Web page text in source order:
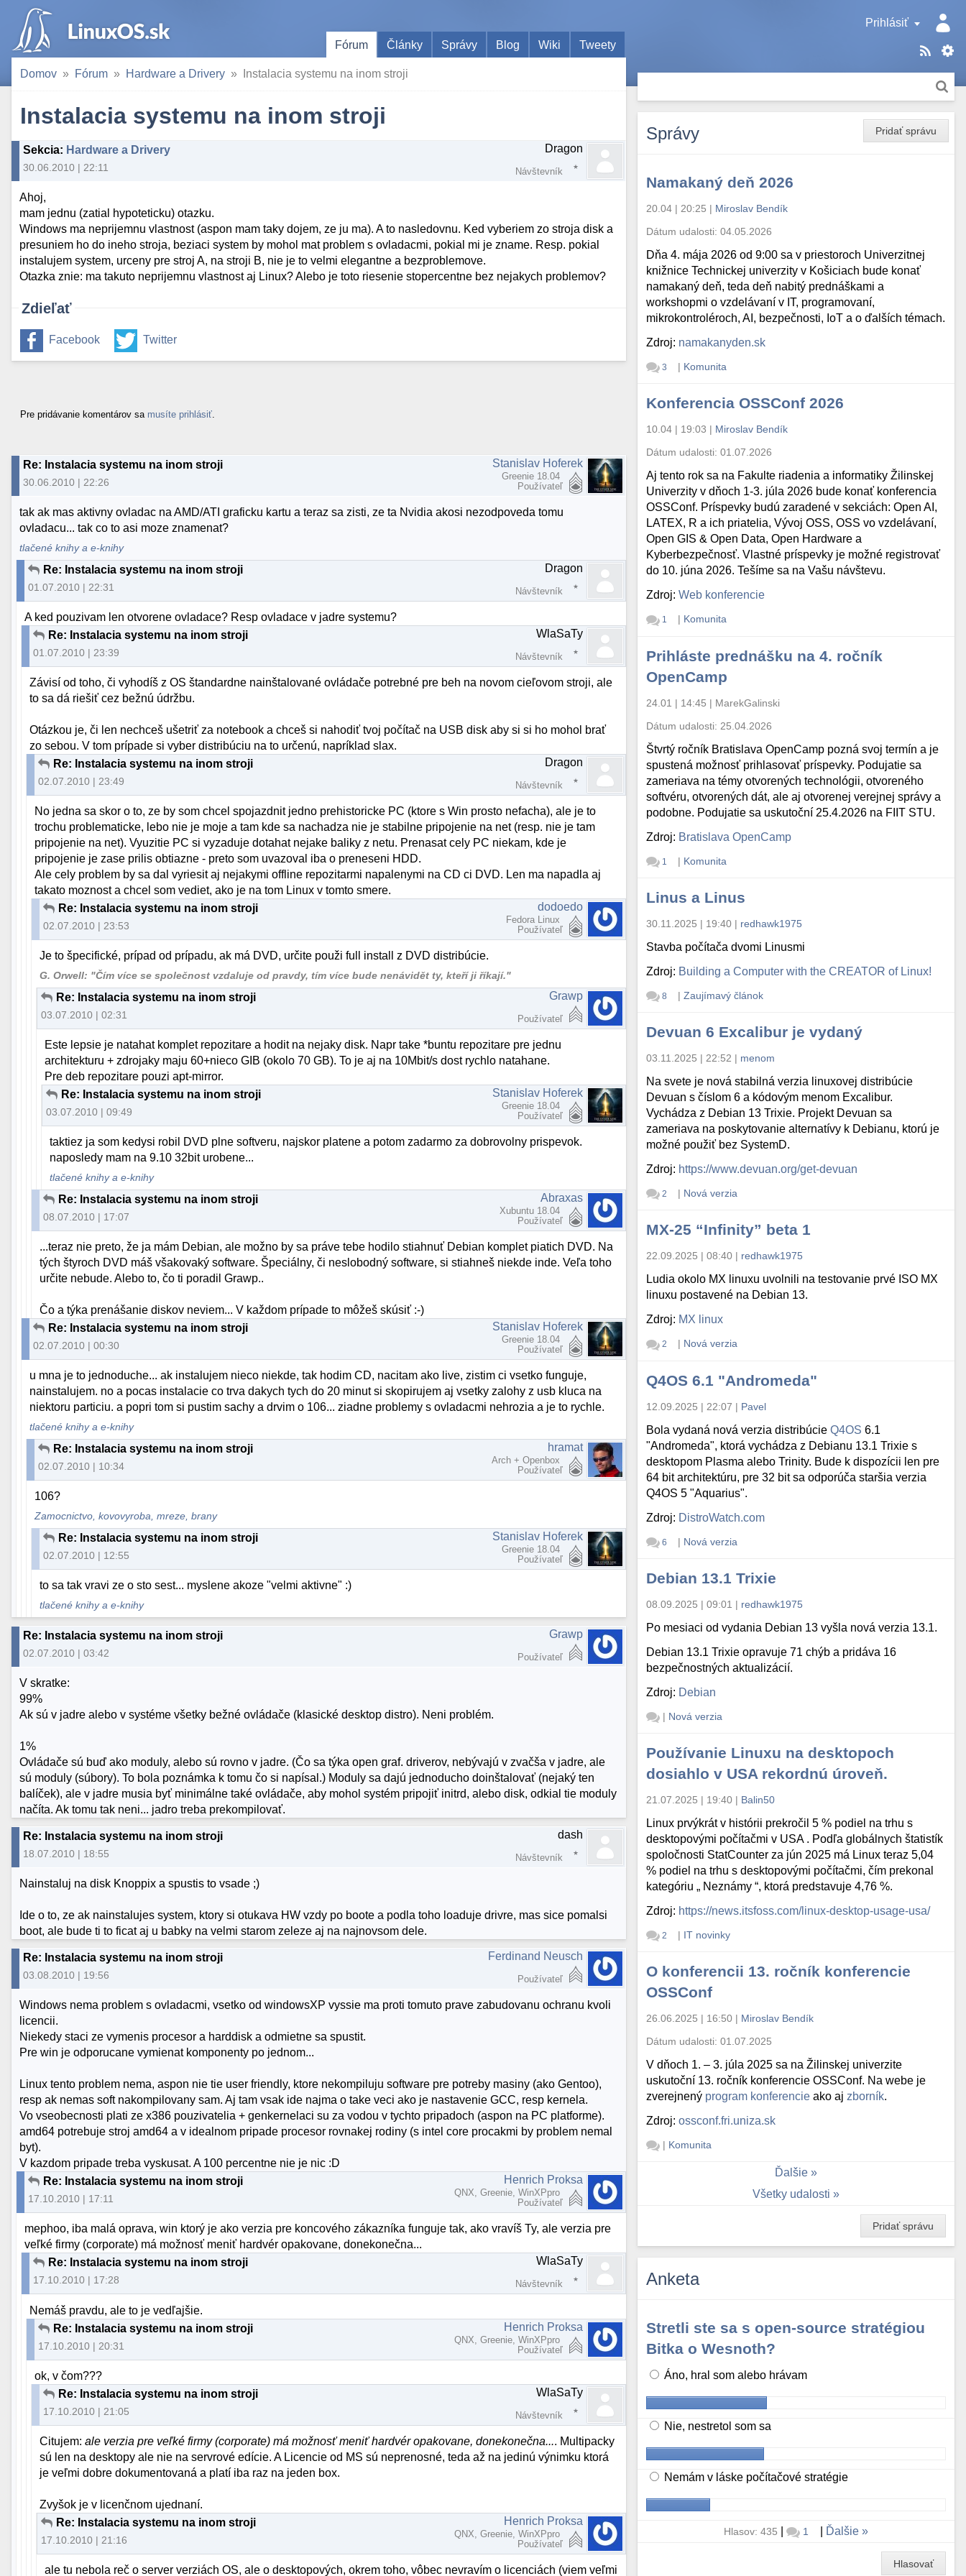
Prihlásiť
Fórum
Články Správy Blog Wiki Tweety
Domov Fórum Hardware a Drivery Instalacia systemu na inom stroji
Instalacia systemu na inom stroji
Sekcia: Hardware a Drivery
30.06.2010 | 22:11
Dragon
Návštevník
Ahoj,
mam jednu (zatial hypoteticku) otazku.
Windows ma neprijemnu vlastnost (aspon mam taky dojem, ze ju ma). A to nasledovnu. Ked vyberiem zo stroja disk a
presuniem ho do ineho stroja, beziaci system by mohol mat problem s ovladacmi, pokial mi je zname. Resp. pokial
instalujem system, urceny pre stroj A, na stroji B, nie je to velmi elegantne a bezproblemove.
Otazka znie: ma takuto neprijemnu vlastnost aj Linux? Alebo je toto riesenie stopercentne bez nejakych problemov?
Zdieľať
Facebook Twitter
Pre pridávanie komentárov sa musíte prihlásiť
Re: Instalacia systemu na inom stroji
30.06.2010 | 22:26
Stanislav Hoferek
Greenie 18.04
Používateľ
tak ak mas aktivny ovladac na AMD/ATI graficku kartu a teraz sa zisti, ze ta Nvidia akosi nezodpoveda tomu
ovladacu... tak co to asi moze znamenat?
tlačené knihy a e-knihy
Re: Instalacia systemu na inom stroji
01.07.2010 | 22:31
Dragon
Návštevník
A ked pouzivam len otvorene ovladace? Resp ovladace v jadre systemu?
Re: Instalacia systemu na inom stroji
01.07.2010 | 23:39
WlaSaTy
Návštevník
Závisí od toho, či vyhodíš z OS štandardne nainštalované ovládače potrebné pre beh na novom cieľovom stroji, ale
to sa dá riešiť cez bežnú údržbu.
Otázkou je, či len nechceš ušetriť za notebook a chceš si nahodiť tvoj počítač na USB disk aby si si ho mohol brať
zo sebou. V tom prípade si vyber distribúciu na to určenú, napríklad slax.
Re: Instalacia systemu na inom stroji
02.07.2010 | 23:49
Dragon
Návštevník
No jedna sa skor o to, ze by som chcel spojazdnit jedno prehistoricke PC (ktore s Win prosto nefacha), ale je to
trochu problematicke, lebo nie je moje a tam kde sa nachadza nie je stabilne pripojenie na net (resp. nie je tam
pripojenie na net). Vyuzitie PC si vyzaduje dotahat nejake baliky z netu. Prenasat cely PC niekam, kde je
pripojenie je zase prilis obtiazne - preto som uvazoval iba o preneseni HDD.
Ale cely problem by sa dal vyriesit aj nejakymi offline repozitarmi napalenymi na CD ci DVD. Len ma napadla aj
takato moznost a chcel som vediet, ako je na tom Linux v tomto smere.
Re: Instalacia systemu na inom stroji
02.07.2010 | 23:53
dodoedo
Fedora Linux
Používateľ
Je to špecifické, prípad od prípadu, ak má DVD, určite použi full install z DVD distribúcie.
G. Orwell: "Čím více se společnost vzdaluje od pravdy, tím více bude nenávidět ty, kteří ji říkají."
Re: Instalacia systemu na inom stroji
03.07.2010 | 02:31
Grawp
Používateľ
Este lepsie je natahat komplet repozitare a hodit na nejaky disk. Napr take *buntu repozitare pre jednu
architekturu + zdrojaky maju 60+nieco GIB (okolo 70 GB). To je aj na 10Mbit/s dost rychlo natahane.
Pre deb repozitare pouzi apt-mirror.
Re: Instalacia systemu na inom stroji
03.07.2010 | 09:49
Stanislav Hoferek
Greenie 18.04
Používateľ
taktiez ja som kedysi robil DVD plne softveru, najskor platene a potom zadarmo za dobrovolny prispevok.
naposledy mam na 9.10 32bit urobene...
tlačené knihy a e-knihy
Re: Instalacia systemu na inom stroji
08.07.2010 | 17:07
Abraxas
Xubuntu 18.04
Používateľ
...teraz nie preto, že ja mám Debian, ale možno by sa práve tebe hodilo stiahnuť Debian komplet piatich DVD. Na
tých štyroch DVD máš všakovaký software. Špeciálny, či neslobodný software, si stiahneš niekde inde. Veľa toho
určite nebude. Alebo to, čo ti poradil Grawp..
Čo a týka prenášanie diskov neviem... V každom prípade to môžeš skúsiť :-)
Re: Instalacia systemu na inom stroji
02.07.2010 | 00:30
Stanislav Hoferek
Greenie 18.04
Používateľ
u mna je to jednoduche... ak instalujem nieco niekde, tak hodim CD, nacitam ako live, zistim ci vsetko funguje,
nainstalujem. no a pocas instalacie co trva dakych tych do 20 minut si skopirujem aj vsetky zalohy z usb kluca na
niektoru particiu. a popri tom si pustim sachy a drvim o 106... ziadne problemy s ovladacmi nehrozia a je to rychle.
tlačené knihy a e-knihy
Re: Instalacia systemu na inom stroji
02.07.2010 | 10:34
hramat
Arch + Openbox
Používateľ
106?
Zamocnictvo, kovovyroba, mreze, brany
Re: Instalacia systemu na inom stroji
02.07.2010 | 12:55
Stanislav Hoferek
Greenie 18.04
Používateľ
to sa tak vravi ze o sto sest... myslene akoze "velmi aktivne" :)
tlačené knihy a e-knihy
Re: Instalacia systemu na inom stroji
02.07.2010 | 03:42
Grawp
Používateľ
V skratke:
99%
Ak sú v jadre alebo v systéme všetky bežné ovládače (klasické desktop distro). Neni problém.
1%
Ovládače sú buď ako moduly, alebo sú rovno v jadre. (Čo sa týka open graf. driverov, nebývajú v zvačša v jadre, ale
sú moduly (súbory). To bola poznámka k tomu čo si napísal.) Moduly sa dajú jednoducho doinštalovať (nejaký ten
balíček), ale v jadre musia byť minimálne také ovládače, aby mohol systém pripojiť initrd, alebo disk, odkial tie moduly
načíta. Ak tomu tak neni... jadro treba prekompilovať.
Re: Instalacia systemu na inom stroji
18.07.2010 | 18:55
dash
Návštevník
Nainstaluj na disk Knoppix a spustis to vsade ;)
Ide o to, ze ak nainstalujes system, ktory si otukava HW vzdy po boote a podla toho loaduje drivre, mas sice pomalsi
boot, ale bude ti to ficat aj u babky na velmi starom zeleze aj na najnovsom dele.
Re: Instalacia systemu na inom stroji
03.08.2010 | 19:56
Ferdinand Neusch
Používateľ
Windows nema problem s ovladacmi, vsetko od windowsXP vyssie ma proti tomuto prave zabudovanu ochranu kvoli
licencii.
Niekedy staci ze vymenis procesor a harddisk a odmietne sa spustit.
Pre win je odporucane vymienat komponenty po jednom...
Linux tento problem nema, aspon nie tie user friendly, ktore nekompiluju software pre potreby masiny (ako Gentoo),
resp ak nemas soft nakompilovany sam. Aj tam vsak ide najma o take veci ako je nastavenie GCC, resp kernela.
Vo vseobecnosti plati ze x386 pouzivatelia + genkernelaci su za vodou v tychto pripadoch (aspon na PC platforme).
amd64 potrebuje stroj amd64 a v idealnom pripade procesor rovnakej rodiny (s intel core procakmi by problem nemal
byt).
V kazdom pripade treba vyskusat. A 100 percentne nie je nic :D
Re: Instalacia systemu na inom stroji
17.10.2010 | 17:11
Henrich Proksa
QNX, Greenie, WinXPpro
Používateľ
mephoo, iba malá oprava, win ktorý je ako verzia pre koncového zákazníka funguje tak, ako vravíš Ty, ale verzia pre
veľké firmy (corporate) má možnosť meniť hardvér opakovane, donekonečna...
Re: Instalacia systemu na inom stroji
17.10.2010 | 17:28
WlaSaTy
Návštevník
Nemáš pravdu, ale to je vedľajšie.
Re: Instalacia systemu na inom stroji
17.10.2010 | 20:31
Henrich Proksa
QNX, Greenie, WinXPpro
Používateľ
ok, v čom???
Re: Instalacia systemu na inom stroji
17.10.2010 | 21:05
WlaSaTy
Návštevník
Citujem:ale verzia pre veľké firmy (corporate) má možnosť meniť hardvér opakovane, donekonečna.... Multipacky
sú len na desktopy ale nie na servrové edície. A Licencie od MS sú neprenosné, teda až na jedinú výnimku ktorá
je veľmi dobre dokumentovaná a platí iba raz na jeden box.
Zvyšok je v licenčnom ujednaní.
Re: Instalacia systemu na inom stroji
17.10.2010 | 21:16
Henrich Proksa
QNX, Greenie, WinXPpro
Používateľ
ale tu nebola reč o server verziách OS, ale o desktopových, okrem toho, vôbec nevravím o licenciách (viem veľmi
Pridať správu
Správy
Namakaný deň 2026
20.04 | 20:25 | Miroslav Bendík
Dátum udalosti:04.05.2026
Dňa 4. mája 2026 od 9:00 sa v priestoroch Univerzitnej
knižnice Technickej univerzity v Košiciach bude konať
namakaný deň, teda deň nabitý prednáškami a
workshopmi o vzdelávaní v IT, programovaní,
mikrokontroléroch, AI, bezpečnosti, IoT a o ďalších témach.
Zdroj: namakanyden.sk
3 | Komunita
Konferencia OSSConf 2026
10.04 | 19:03 | Miroslav Bendík
Dátum udalosti:01.07.2026
Aj tento rok sa na Fakulte riadenia a informatiky Žilinskej
Univerzity v dňoch 1-3. júla 2026 bude konať konferencia
OSSConf. Príspevky budú zaradené v sekciách: Open AI,
LATEX, R a ich priatelia, Vývoj OSS, OSS vo vzdelávaní,
Open GIS & Open Data, Open Hardware a
Kyberbezpečnosť. Vlastné príspevky je možné registrovať
do 10. júna 2026. Tešíme sa na Vašu návštevu.
Zdroj:Web konferencie
1 | Komunita
Prihláste prednášku na 4. ročník
OpenCamp
24.01 | 14:45 | MarekGalinski
Dátum udalosti: 25.04.2026
Štvrtý ročník Bratislava OpenCamp pozná svoj termín a je
spustená možnosť prihlasovať príspevky. Podujatie sa
zameriava na témy otvorených technológii, otvoreného
softvéru, otvorených dát, ale aj otvorenej verejnej správy a
podobne. Podujatie sa uskutoční 25.4.2026 na FIIT STU.
Zdroj: Bratislava OpenCamp
1 | Komunita
Linus a Linus
30.11.2025 | 19:40 | redhawk1975
Stavba počítača dvomi Linusmi
Zdroj: Building a Computer with the CREATOR of Linux!
8 | Zaujímavý článok
Devuan 6 Excalibur je vydaný
03.11.2025 | 22:52 | menom
Na svete je nová stabilná verzia linuxovej distribúcie
Devuan s číslom 6 a kódovým menom Excalibur.
Vychádza z Debian 13 Trixie. Projekt Devuan sa
zameriava na poskytovanie alternatívy k Debianu, ktorú je
možné použiť bez SystemD.
Zdroj: https://www.devuan.org/get-devuan
2 | Nová verzia
MX-25 “Infinity” beta 1
22.09.2025 | 08:40 | redhawk1975
Ludia okolo MX linuxu uvolnili na testovanie prvé ISO MX
linuxu postavené na Debian 13.
Zdroj: MX linux
2 | Nová verzia
Q4OS 6.1 "Andromeda"
12.09.2025 | 22:07 | Pavel
Bola vydaná nová verzia distribúcieQ4OS 6.1
"Andromeda", ktorá vychádza z Debianu 13.1 Trixie s
desktopom Plasma alebo Trinity. Bude k dispozícii len pre
64 bit architektúru, pre 32 bit sa odporúča staršia verzia
Q4OS 5 "Aquarius".
Zdroj: DistroWatch.com
6 | Nová verzia
Debian 13.1 Trixie
08.09.2025 | 09:01 | redhawk1975
Po mesiaci od vydania Debian 13 vyšla nová verzia 13.1.
Debian 13.1 Trixie opravuje 71 chýb a pridáva 16
bezpečnostných aktualizácií.
Zdroj: Debian
| Nová verzia
Používanie Linuxu na desktopoch
dosiahlo v USA rekordnú úroveň.
21.07.2025 | 19:40 | Balin50
Linux prvýkrát v histórii prekročil 5 % podiel na trhu s
desktopovými počítačmi v USA . Podľa globálnych štatistík
spoločnosti StatCounter za jún 2025 má Linux teraz 5,04
% podiel na trhu s desktopovými počítačmi, čím prekonal
kategóriu „ Neznámy “, ktorá predstavuje 4,76 %.
Zdroj: https://news.itsfoss.com/linux-desktop-usage-usa/
2 | IT novinky
O konferencii 13. ročník konferencie
OSSConf
26.06.2025 | 16:50 | Miroslav Bendík
Dátum udalosti:01.07.2025
V dňoch 1. – 3. júla 2025 sa na Žilinskej univerzite
uskutoční 13. ročník konferencie OSSConf. Na webe je
zverejnený program konferencie ako aj zborník.
Zdroj:ossconf.fri.uniza.sk
| Komunita
Ďalšie
Všetky udalosti
Pridať správu
Anketa
Stretli ste sa s open-source stratégiou
Bitka o Wesnoth?
Áno, hral som alebo hrávam
Nie, nestretol som sa
Nemám v láske počítačové stratégie
Hlasov: 435 | 1 Ďalšie
Hlasovať